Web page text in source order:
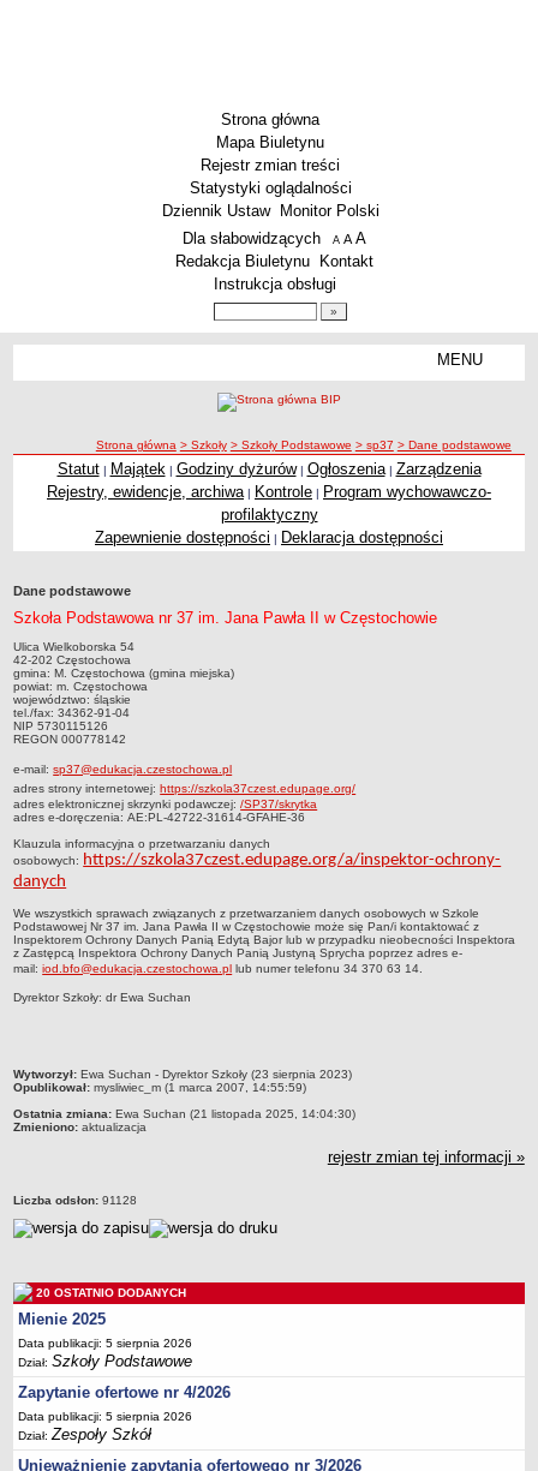
Strona główna
Mapa Biuletynu
Rejestr zmian treści
Statystyki oglądalności
Dziennik Ustaw
Monitor Polski
Menu dodatkowe
Dla słabowidzących A pomniejsz czcionkę
A standardowy rozmiar czcionki
A
Redakcja Biuletynu
Kontakt
Instrukcja obsługi
MENU
Zespoły Szkół
Techniczne Zakłady Naukowe
PRZEDSZKOLA
ARCHIWUM SZKÓŁ I PLACÓWEK
Zlikwidowane gimnazja
Przekształcone szkoły i placówki
Wielofunkcyjna Placówka
SPECJALNE OŚRODKI SZKOLNO-WYCHOWAWCZE
Specjalny Ośrodek nr 1
Specjalny Ośrodek nr 5
BURSA MIEJSKA
Dane podstawowe
Statut
Majątek
Godziny dyżurów
Ogłoszenie
Zarządzenia
Kontrole
Sprawozdania
Deklaracja dostępności
PORADNIE PSYCHOLOGICZNO-PEDAGOGICZNE
Dane podstawowe
Statut
Godziny dyżurów
Ogłoszenia
Zarządzenia
Rejestry, ewidencje, archiwa
Kontrole
PONOWNE WYKORZYSTYWANIE
ścieżka nawigacji
Strona główna > Szkoły > Szkoły Podstawowe > sp37 > Dane podstawowe
Statut| Majątek | Godziny dyżurów| Ogłoszenia| Zarządzenia
Rejestry, ewidencje, archiwa | Kontrole | Program wychowawczo-
profilaktyczny
Zapewnienie dostępności | Deklaracja dostępności
Dane podstawowe
Szkoła Podstawowa nr 37 im. Jana Pawła II w Częstochowie
Ulica Wielkoborska 54
42-202 Częstochowa
gmina: M. Częstochowa (gmina miejska)
powiat: m. Częstochowa
województwo: śląskie
tel./fax: 34362-91-04
NIP 5730115126
REGON 000778142
e-mail:sp37@edukacja.czestochowa.pl
adres strony internetowej:https://szkola37czest.edupage.org/
adres elektronicznej skrzynki podawczej:/SP37/skrytka
adres e-doręczenia: AE:PL-42722-31614-GFAHE-36
Klauzula informacyjna o przetwarzaniu danych
osobowych: https://szkola37czest.edupage.org/a/inspektor-ochrony-
danych
We wszystkich sprawach związanych z przetwarzaniem danych osobowych w Szkole
Podstawowej Nr 37 im. Jana Pawła II w Częstochowie może się Pan/i kontaktować z
Inspektorem Ochrony Danych Panią Edytą Bajor lub w przypadku nieobecności Inspektora
z Zastępcą Inspektora Ochrony Danych Panią Justyną Sprycha poprzez adres e-
mail:iod.bfo@edukacja.czestochowa.pl lub numer telefonu 34 370 63 14.
Dyrektor Szkoły: dr Ewa Suchan
metryczka
Wytworzył: Ewa Suchan - Dyrektor Szkoły (23 sierpnia 2023)
Opublikował: mysliwiec_m (1 marca 2007, 14:55:59)
Ostatnia zmiana: Ewa Suchan (21 listopada 2025, 14:04:30)
Zmieniono: aktualizacja
rejestr zmian tej informacji »
Liczba odsłon: 91128
20 OSTATNIO DODANYCH
Mienie 2025
Data publikacji: 5 sierpnia 2026
Dział:Szkoły Podstawowe
Zapytanie ofertowe nr 4/2026
Data publikacji: 5 sierpnia 2026
Dział:Zespoły Szkół
Unieważnienie zapytania ofertowego nr 3/2026